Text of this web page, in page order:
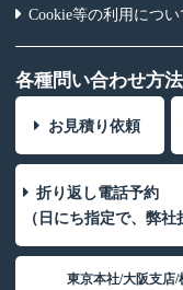
Cookie等の利用につい
各種問い合わせ方法
お見積り依頼
折り返し電話予約
（日にち指定で、弊
東京本社/大阪支店